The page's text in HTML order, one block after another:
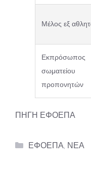
Μέλος εξ
Εκπρόσωπος
σωματείου
προπονητών
ΠΗΓΗ ΕΦΟΕΠΑ
Categories
ΕΦΟΕΠΑ, ΝΕΑ